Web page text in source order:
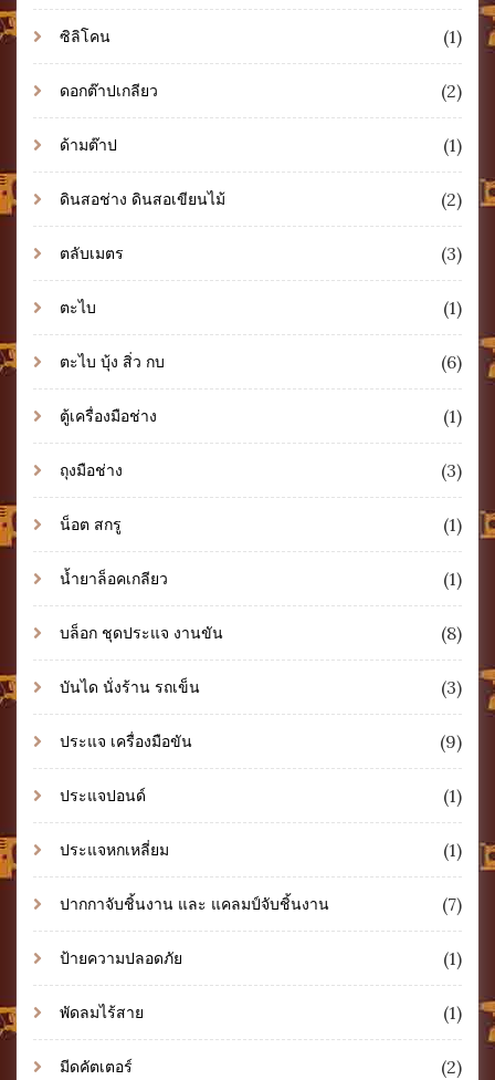
ซิลิโคน (1)
ดอกต๊าปเกลียว (2)
ด้ามต๊าป (1)
ดินสอช่าง ดินสอเขียนไม้ (2)
ตลับเมตร (3)
ตะไบ (1)
ตะไบ บุ้ง สิ่ว กบ (6)
ตู้เครื่องมือช่าง (1)
ถุงมือช่าง (3)
น็อต สกรู (1)
น้ำยาล็อคเกลียว (1)
บล็อก ชุดประแจ งานขัน (8)
บันได นั่งร้าน รถเข็น (3)
ประแจ เครื่องมือขัน (9)
ประแจปอนด์ (1)
ประแจหกเหลี่ยม (1)
ปากกาจับชิ้นงาน และ แคลมป์จับชิ้นงาน (7)
ป้ายความปลอดภัย (1)
พัดลมไร้สาย (1)
มีดคัตเตอร์ (2)